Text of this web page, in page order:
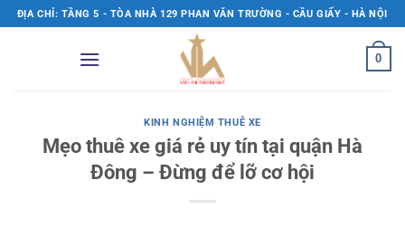
qua
ĐỊA CHỈ: TẦNG 5 - TÒA NHÀ 129 PHAN VĂN TRƯỜNG - CẦU GIẤY - HÀ NỘI
0
KINH NGHIỆM THUÊ XE
Mẹo thuê xe giá rẻ uy tín tại quận Hà
Đông – Đừng để lỡ cơ hội